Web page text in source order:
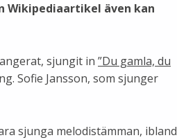
Wikipediaartikel även kan
sjungit in ”Du gamla, du
Sofie Jansson, som sjunger
sjunga melodistämman, ibland